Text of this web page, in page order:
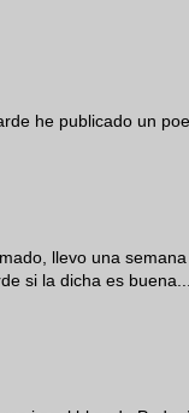
he publicado un
llevo una
si la dicha es buena...